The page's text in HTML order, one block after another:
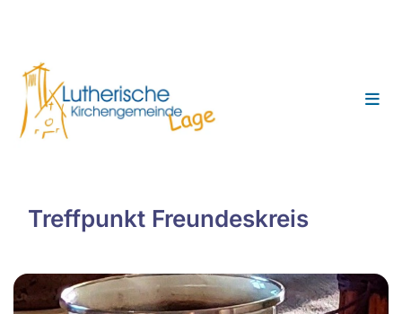
Treffpunkt Freundeskreis